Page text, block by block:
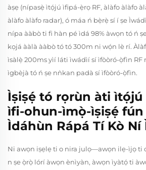
àṣẹ (nípasẹ̀ ìtọ́jú ìfipá-ẹ̀rọ RF, àlàfo àlàfo
àlàfo àlàfo radar), ó máa ń bẹ̀rẹ̀ sí í ṣe
nípa ààbò ti fi hàn pé ìdá 98% àwọn tó ń
kọjá ààlà ààbò tó tó 300m ni wọ́n lè rí.
ìsàlẹ̀ 200ms yìí láti ìwádìí sí ìfòòró-ọ̀fìn RF
ìgbèjà tó ń ṣe nǹkan padà sí ìfòòró-ọ̀fìn.
Ìṣiṣẹ́ tó rọrùn àti
ìfi-ohun-ìmọ̀-ìṣiṣẹ́
Ìdáhùn Rápá Tí Kò Ní
Ni awọn iṣẹlẹ ti o nira julọ—awọn ilẹ-ìjọ ti
n ṣe ọ̀rọ̀ lórí àwọn ènìyàn, àwọn ìyàtọ́ ti